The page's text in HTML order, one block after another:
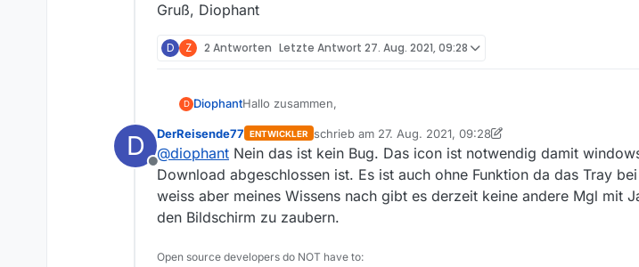
Gruß, Diophant
D Z 2 Antworten Letzte Antwort 27. Aug. 2021, 09:28
D DiophantHallo zusammen,
ich habe gerstern unter Windows 10 Pro x64 das Update von Version
Die Option ‘Programm ins Tray minimieren’ unter Einstellungen/
wie vor so. Trotzdem erscheint nach dem Programmstart - zusätzlich
nach wie vor den Downloadstatus korrekt anzeigt - das folgende
Das Icon hat allerdings keinerlei Funktion. Weder auf Links- noch auf
Gruß, Diophant
D
Offline
DerReisende77 ENTWICKLER schrieb am 27. Aug. 2021, 09:28
zuletzt editiert von DerReisende77
@diophant Nein das ist kein Bug. Das icon ist notwendig damit
Download abgeschlossen ist. Es ist auch ohne Funktion da das Tray
weiss aber meines Wissens nach gibt es derzeit keine andere Mgl mit
den Bildschirm zu zaubern.
Open source developers do NOT have to: